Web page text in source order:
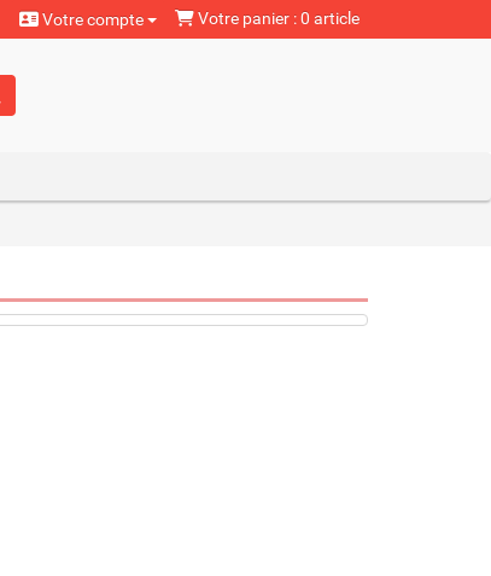
Votre compte Votre panier : 0 article